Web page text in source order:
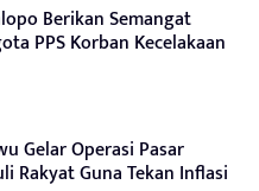
Berikan Semangat
PPS Korban Kecelakaan
Gelar Operasi Pasar
Rakyat Guna Tekan Inflasi